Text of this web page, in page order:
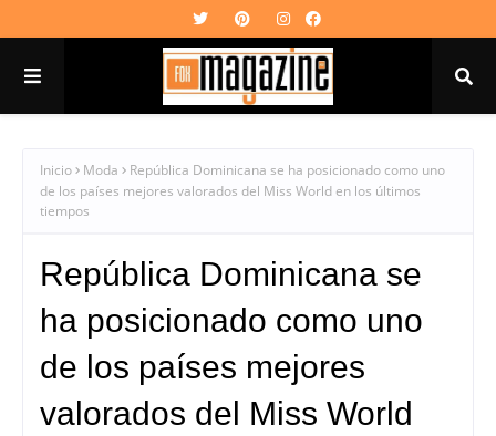
Inicio Moda
República Dominicana se ha posicionado como uno
de los países mejores valorados del Miss World en los últimos
tiempos
República Dominicana se
ha posicionado como uno
de los países mejores
valorados del Miss World